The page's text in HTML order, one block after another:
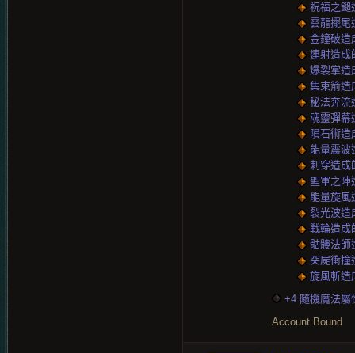
祝福之鎚
雲龍擺尾
金鐘破造
連射造成
爆裂掌造
集束箭造
秘法奔流
魂靈彈幕
隕石術
能量震波
刺穿造成
聖軍之陣
能量旋風
裂光波造
戰輪造成
骷髏法師
突屍衝撞
旋風斬造
+4 隨機魔法屬
Account Bound